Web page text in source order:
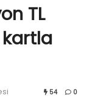
TL
54 0